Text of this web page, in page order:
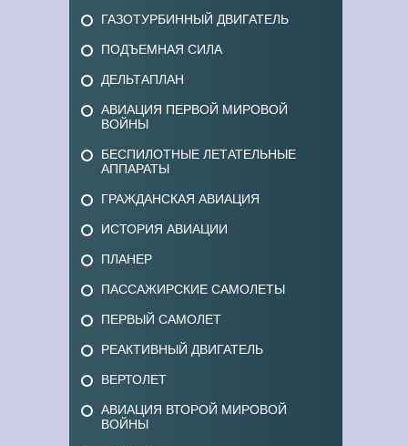
ГАЗОТУРБИННЫЙ ДВИГАТЕЛЬ
ПОДЪЕМНАЯ СИЛА
ДЕЛЬТАПЛАН
АВИАЦИЯ ПЕРВОЙ МИРОВОЙ
ВОЙНЫ
БЕСПИЛОТНЫЕ ЛЕТАТЕЛЬНЫЕ
АППАРАТЫ
ГРАЖДАНСКАЯ АВИАЦИЯ
ИСТОРИЯ АВИАЦИИ
ПЛАНЕР
ПАССАЖИРСКИЕ САМОЛЕТЫ
ПЕРВЫЙ САМОЛЕТ
РЕАКТИВНЫЙ ДВИГАТЕЛЬ
ВЕРТОЛЕТ
АВИАЦИЯ ВТОРОЙ МИРОВОЙ
ВОЙНЫ